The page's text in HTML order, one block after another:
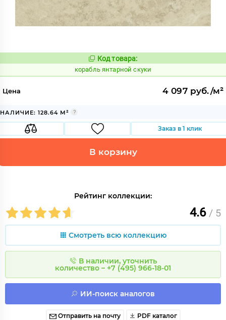
Код:
781094
Код товара:
корабль янтарной скуки
Цена 4 097 руб./м²
НАЛИЧИЕ: 128.64 М²
Заказ в 1 клик
В корзину
Рейтинг коллекции:
4.6 / 5
Смотреть всю коллекцию
В наличии, уточнить
количество – +7 (495) 966-18-01
ИИ-поиск аналогов
Отправить на почту PDF каталог